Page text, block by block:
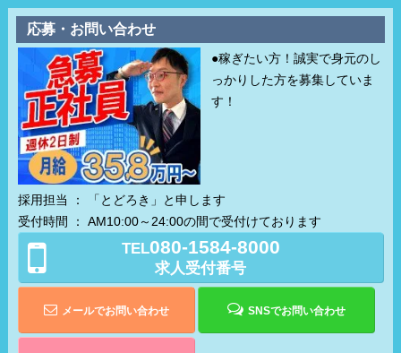
応募・お問い合わせ
●稼ぎたい方！誠実で身元のし
っかりした方を募集していま
す！
採用担当 ： 「とどろき」と申します
受付時間 ： AM10:00～24:00の間で受付けております
TEL080-1584-8000
求人受付番号
メールでお問い合わせ SNSでお問い合わせ